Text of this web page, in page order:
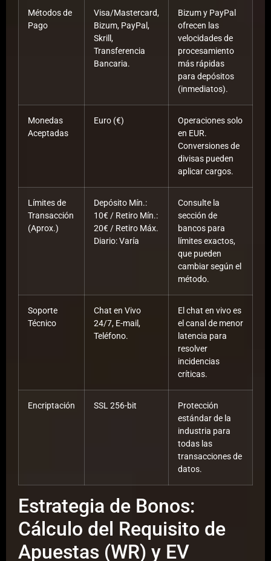
Métodos de
Pago
Visa/Mastercard,
Bizum, PayPal,
Skrill,
Transferencia
Bancaria.
Bizum y PayPal
ofrecen las
velocidades de
procesamiento
más rápidas
para depósitos
(inmediatos).
Monedas
Aceptadas
Euro (€)
Operaciones solo
en EUR.
Conversiones de
divisas pueden
aplicar cargos.
Límites de
Transacción
(Aprox.)
Depósito Mín.:
10€ / Retiro Mín.:
20€ / Retiro Máx.
Diario: Varía
Consulte la
sección de
bancos para
límites exactos,
que pueden
cambiar según el
método.
Soporte
Técnico
Chat en Vivo
24/7, E-mail,
Teléfono.
El chat en vivo es
el canal de menor
latencia para
resolver
incidencias
críticas.
Encriptación SSL 256-bit
Protección
estándar de la
industria para
todas las
transacciones de
datos.
Estrategia de Bonos:
Cálculo del Requisito de
Apuestas (WR) y EV